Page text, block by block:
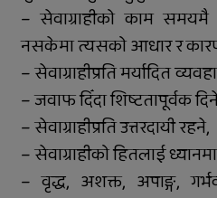
– सेवाग्राहीको काम
नसकेमा त्यसको आधार र कारण
– सेवाग्राहीप्रति मर्यादित
– जवाफ दिँदा शिष्टतापूर्वक
– सेवाग्राहीप्रति उत्तरदायी रहने,
– सेवाग्राहीको हितलाई
– वृद्ध, अशक्त, अपाङ्ग,